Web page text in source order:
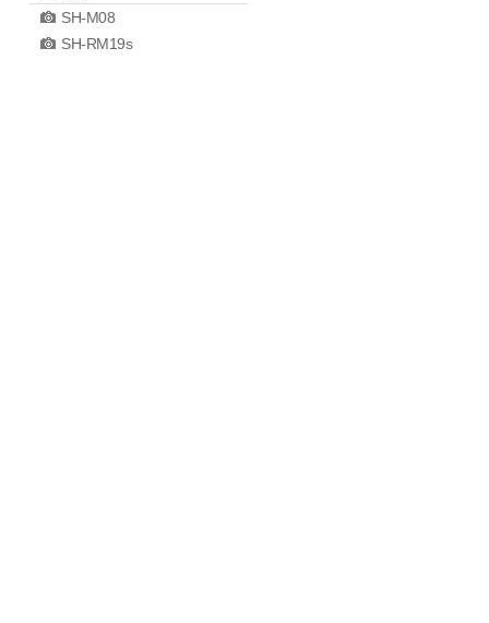
SH-M08
SH-RM19s